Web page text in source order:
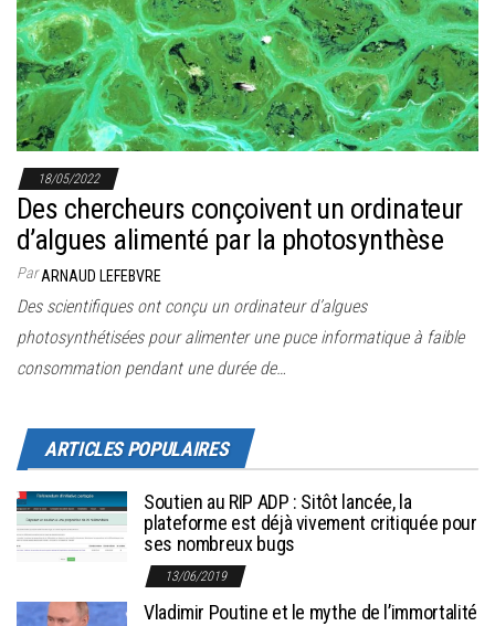
l
a
n
a
v
g
o
18/05/2022
Des chercheurs conçoivent un ordinateur
d’algues alimenté par la photosynthèse
ParARNAUD LEFEBVRE
Des scientifiques ont conçu un ordinateur d’algues
photosynthétisées pour alimenter une puce informatique à faible
consommation pendant une durée de…
ARTICLES POPULAIRES
Soutien au RIP ADP : Sitôt lancée, la
plateforme est déjà vivement critiquée pour
ses nombreux bugs
13/06/2019
Vladimir Poutine et le mythe de l’immortalité